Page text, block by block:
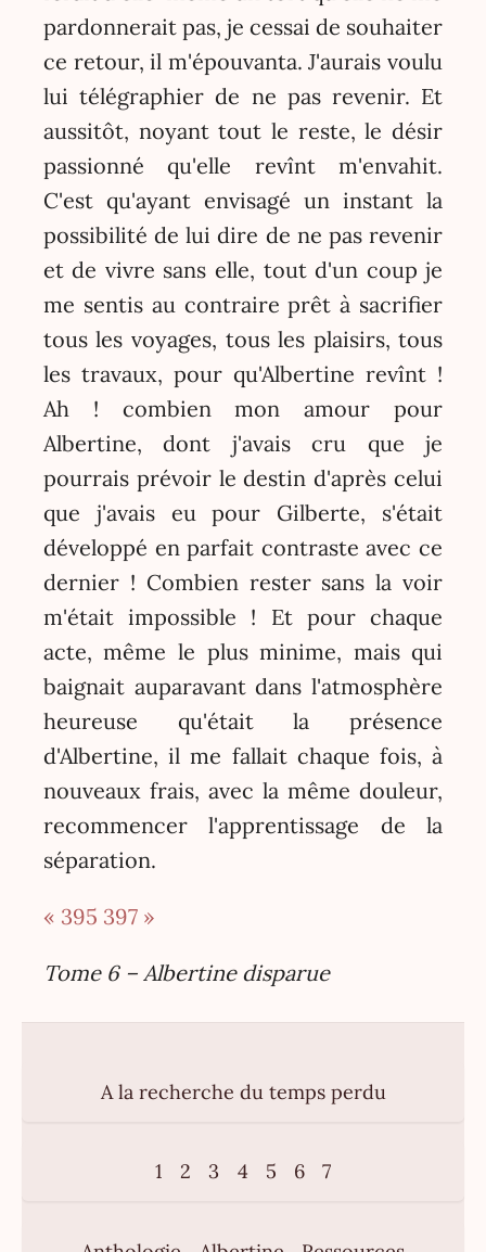
« 395 397 »
Tome 6 – Albertine disparue
A la recherche du temps perdu
1 2 3 4 5 6 7